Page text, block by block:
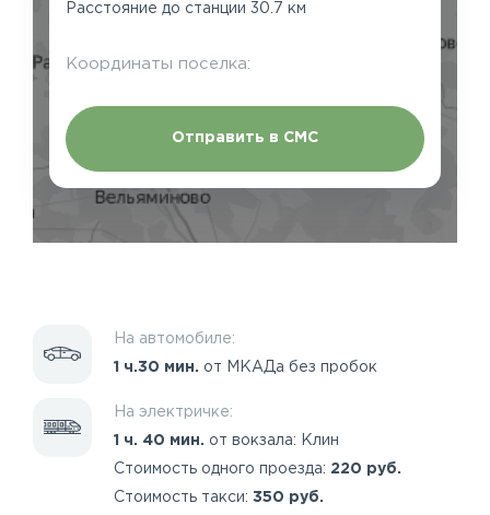
Расстояние до станции 30.7 км
Координаты поселка:
Отправить в СМС
На автомобиле:
1 ч.30 мин. от МКАДа без пробок
На электричке:
1 ч. 40 мин. от вокзала: Клин
Стоимость одного проезда: 220 руб.
Стоимость такси: 350 руб.